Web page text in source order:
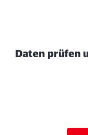
Daten prüfen